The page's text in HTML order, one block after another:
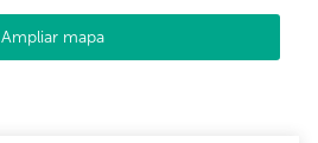
Ampliar mapa